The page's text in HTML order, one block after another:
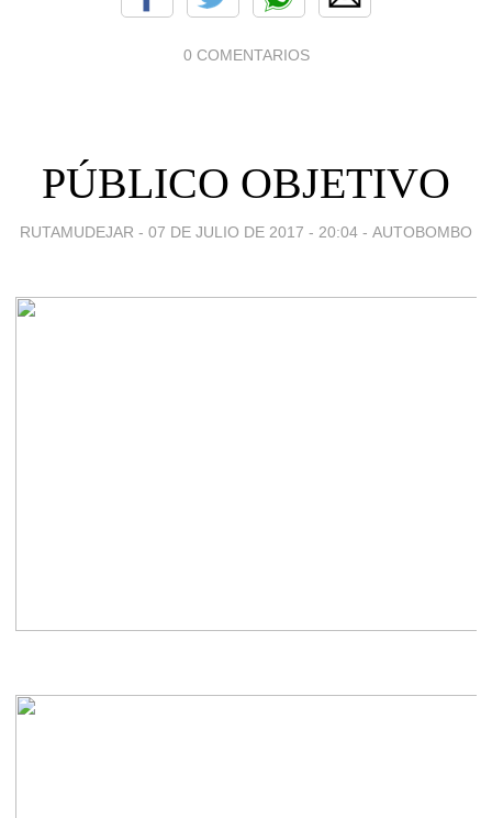
0 COMENTARIOS
PÚBLICO OBJETIVO
RUTAMUDEJAR - 07 DE JULIO DE 2017 - 20:04 - AUTOBOMBO